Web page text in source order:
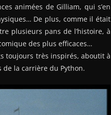
animées de Gilliam, qui s’en
De plus, comme il était
plusieurs pans de l’histoire, à
des plus efficaces…
toujours très inspirés, aboutit à
de la carrière du Python.